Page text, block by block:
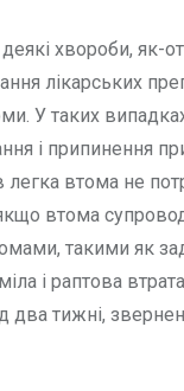
хвороби, як-
лікарських
У таких
і припинення
легка втома не
втома
такими як
і раптова
два тижні,